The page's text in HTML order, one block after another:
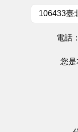
106433臺
電話：
您是